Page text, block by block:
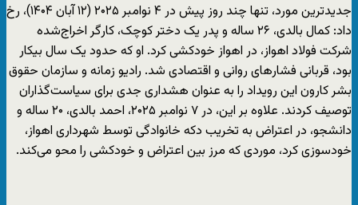
جدیدترین مورد، تنها چند روز پیش در ۴ نوامبر ۲۰۲۵ (۱۲ آبان ۱۴۰۴)، رخ
داد: کمال بالدی، ۲۶ ساله و پدر یک دختر کوچک، کارگر اخراج‌شده
شرکت فولاد اهواز، در اهواز خودکشی کرد. او که حدود یک سال بیکار
بود، قربانی فشارهای روانی و اقتصادی شد. رادیو زمانه و سازمان حقوق
بشر کارون این رویداد را به عنوان هشداری جدی برای سیاست‌گذاران
توصیف کردند. علاوه بر این، در ۷ نوامبر ۲۰۲۵، احمد بالدی، ۲۰ ساله و
دانشجو، در اعتراض به تخریب دکه خانوادگی توسط شهرداری اهواز،
خودسوزی کرد، موردی که مرز بین اعتراض و خودکشی را محو می‌کند.